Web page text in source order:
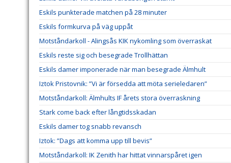
Eskils punkterade matchen på 28 minuter
Eskils formkurva på väg uppåt
Motståndarkoll - Alingsås KIK nykomling som överraskat
Eskils reste sig och besegrade Trollhättan
Eskils damer imponerade när man besegrade Älmhult
Iztok Pristovnik: ”Vi är försedda att möta serieledaren”
Motståndarkoll: Älmhults IF årets stora överraskning
Stark come back efter långtidsskadan
Eskils damer tog snabb revansch
Iztok: ”Dags att komma upp till bevis”
Motståndarkoll: IK Zenith har hittat vinnarspåret igen